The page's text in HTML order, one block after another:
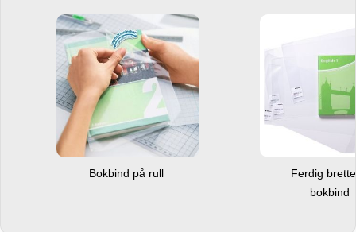
Bokbind på rull
Ferdig
bokbind